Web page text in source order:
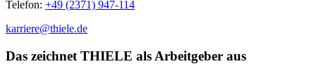
Telefon: +49 (2371) 947-114
karriere@thiele.de
Das zeichnet THIELE als Arbeitgeber aus